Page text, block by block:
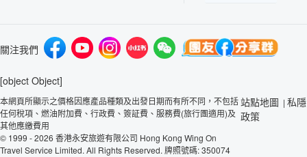
關注我們
[object Object]
本網頁所顯示之價格因應產品種類及出發日期而有所不同，不包括
任何稅項、燃油附加費、行政費、簽証費、服務費(旅行團適用)及
其他應繳費用
© 1999 - 2026 香港永安旅遊有限公司 Hong Kong Wing On
Travel Service Limited. All Rights Reserved. 牌照號碼: 350074
站點地圖 | 私隱
政策